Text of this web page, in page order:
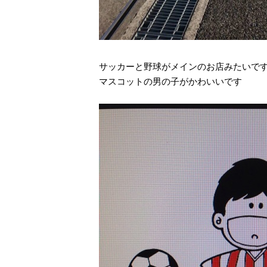
サッカーと野球がメインのお店みたいで
マスコットの男の子がかわいいです